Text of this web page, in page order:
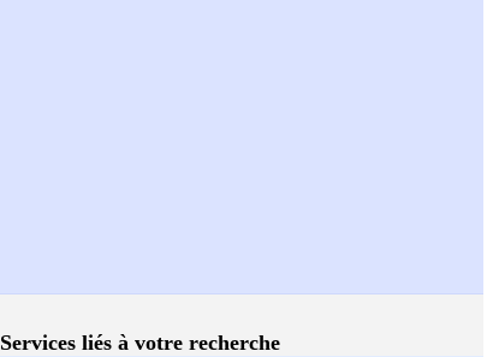
Services liés à votre recherche